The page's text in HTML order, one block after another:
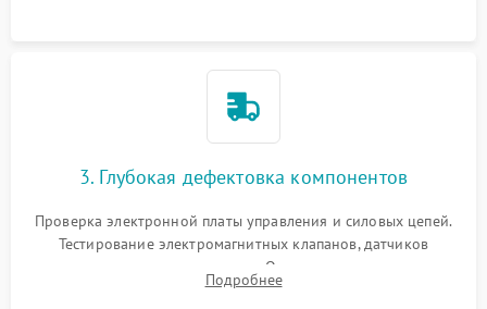
3. Глубокая дефектовка компонентов
Проверка электронной платы управления и силовых цепей.
Тестирование электромагнитных клапанов, датчиков
температуры и расходомера. Оценка степени износа
жерновов кофемолки, уплотнительных колец гидросистемы
Подробнее